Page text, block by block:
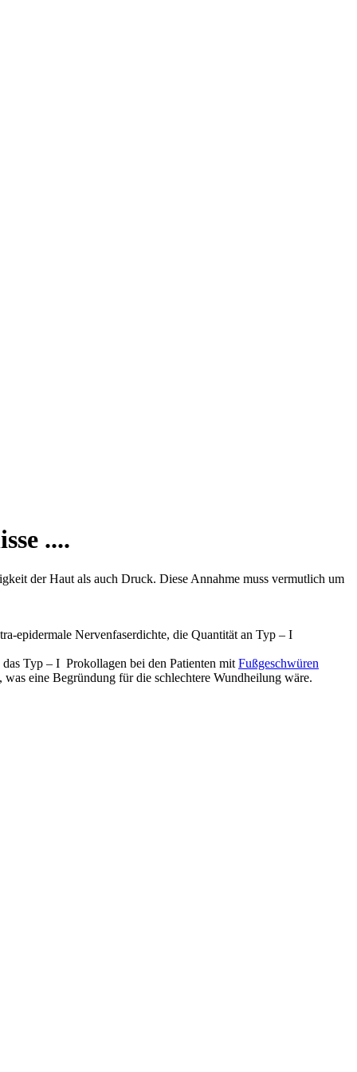
....
der Haut als auch Druck. Diese Annahme muss vermutlich um
epidermale Nervenfaserdichte, die Quantität an Typ – I
Typ – I Prokollagen bei den Patienten mit Fußgeschwüren
eine Begründung für die schlechtere Wundheilung wäre.